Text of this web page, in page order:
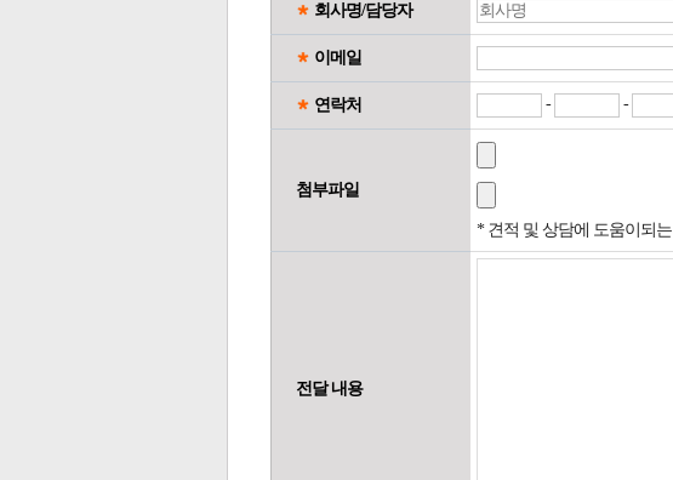
회사명/담당자
이메일
연락처 - -
첨부파일
* 견적 및 상담에 도움이되는
전달 내용